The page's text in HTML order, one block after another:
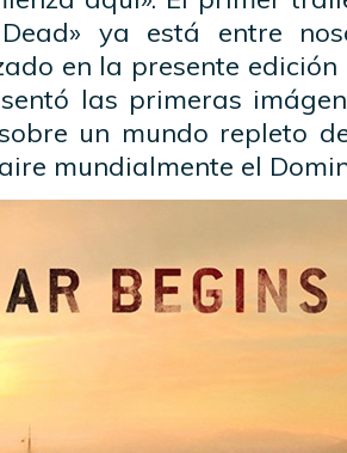
ya está entre
en la presente
las primeras
un mundo repleto
mundialmente el